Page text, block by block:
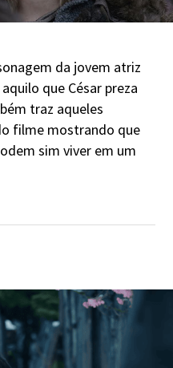
da jovem atriz
que César preza
traz aqueles
filme mostrando que
sim viver em um